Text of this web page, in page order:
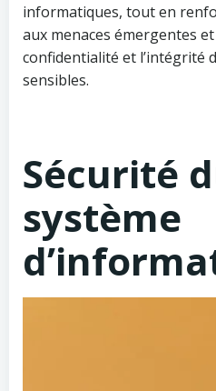
informatiques, tout en
aux menaces émergentes
confidentialité et l’intégrité
sensibles.
Sécurité
système